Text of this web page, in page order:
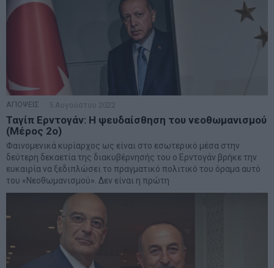
ΑΠΟΨΕΙΣ 5 Αυγούστου 2022
Ταγίπ Ερντογάν: Η ψευδαίσθηση του νεοθωμανισμού
(Μέρος 2ο)
Φαινομενικά κυρίαρχος ως είναι στο εσωτερικό μέσα στην
δεύτερη δεκαετία της διακυβέρνησής του ο Ερντογάν βρήκε την
ευκαιρία να ξεδιπλώσει το πραγματικό πολιτικό του όραμα αυτό
του «Νεοθωμανισμού». Δεν είναι η πρώτη